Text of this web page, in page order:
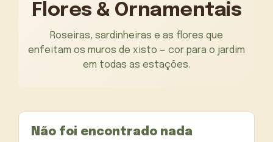
Flores & Ornamentais
Roseiras, sardinheiras e as flores que
enfeitam os muros de xisto — cor para o jardim
em todas as estações.
Não foi encontrado nada